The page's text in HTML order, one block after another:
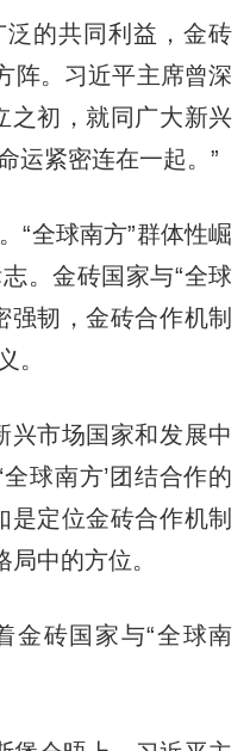
的共同利益，金砖
阵。习近平主席曾深
之初，就同广大新兴
运紧密连在一起。”
全球南方”群体性崛
。金砖国家与“全球
强韧，金砖合作机制
。
市场国家和发展中
球南方’团结合作的
是定位金砖合作机制
局中的方位。
砖国家与“全球南